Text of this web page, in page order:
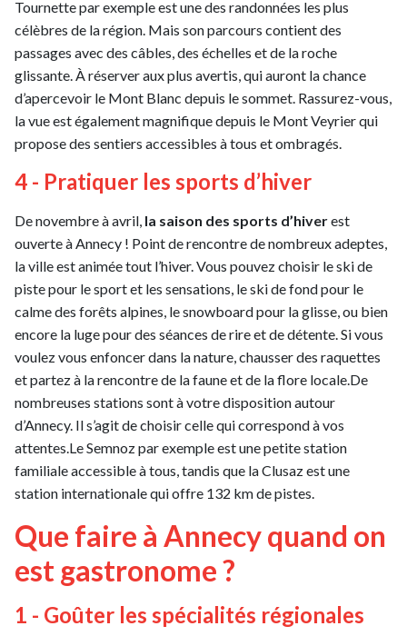
Tournette par exemple est une des randonnées les plus
célèbres de la région. Mais son parcours contient des
passages avec des câbles, des échelles et de la roche
glissante. À réserver aux plus avertis, qui auront la chance
d’apercevoir le Mont Blanc depuis le sommet. Rassurez-vous,
la vue est également magnifique depuis le Mont Veyrier qui
propose des sentiers accessibles à tous et ombragés.
4 - Pratiquer les sports d’hiver
De novembre à avril, la saison des sports d’hiverest
ouverte à Annecy ! Point de rencontre de nombreux adeptes,
la ville est animée tout l’hiver. Vous pouvez choisir le ski de
piste pour le sport et les sensations, le ski de fond pour le
calme des forêts alpines, le snowboard pour la glisse, ou bien
encore la luge pour des séances de rire et de détente. Si vous
voulez vous enfoncer dans la nature, chausser des raquettes
et partez à la rencontre de la faune et de la flore locale.De
nombreuses stations sont à votre disposition autour
d’Annecy. Il s’agit de choisir celle qui correspond à vos
attentes.Le Semnoz par exemple est une petite station
familiale accessible à tous, tandis que la Clusaz est une
station internationale qui offre 132 km de pistes.
Que faire à Annecy quand on
est gastronome ?
1 - Goûter les spécialités régionales